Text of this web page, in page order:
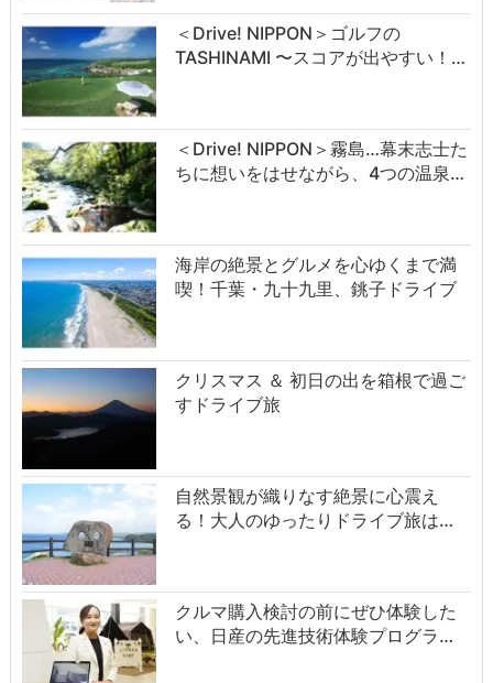
＜Drive! NIPPON＞ゴルフの
TASHINAMI 〜スコアが出やすい！…
＜Drive! NIPPON＞霧島…幕末志士た
ちに想いをはせながら、4つの温泉…
海岸の絶景とグルメを心ゆくまで満
喫！千葉・九十九里、銚子ドライブ
クリスマス ＆ 初日の出を箱根で過ご
すドライブ旅
自然景観が織りなす絶景に心震え
る！大人のゆったりドライブ旅は…
クルマ購入検討の前にぜひ体験した
い、日産の先進技術体験プログラ…